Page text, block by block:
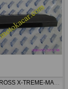
MONDIAL CROSS X-TREME-MAX SAG SIYAH ÖN AMORTISÖR DEKORATIF KAPAK ORJINAL